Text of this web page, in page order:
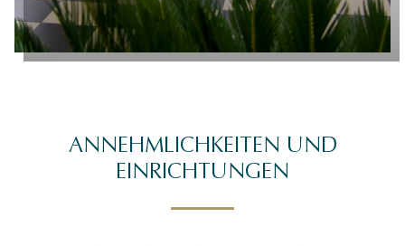
ANNEHMLICHKEITEN UND
EINRICHTUNGEN